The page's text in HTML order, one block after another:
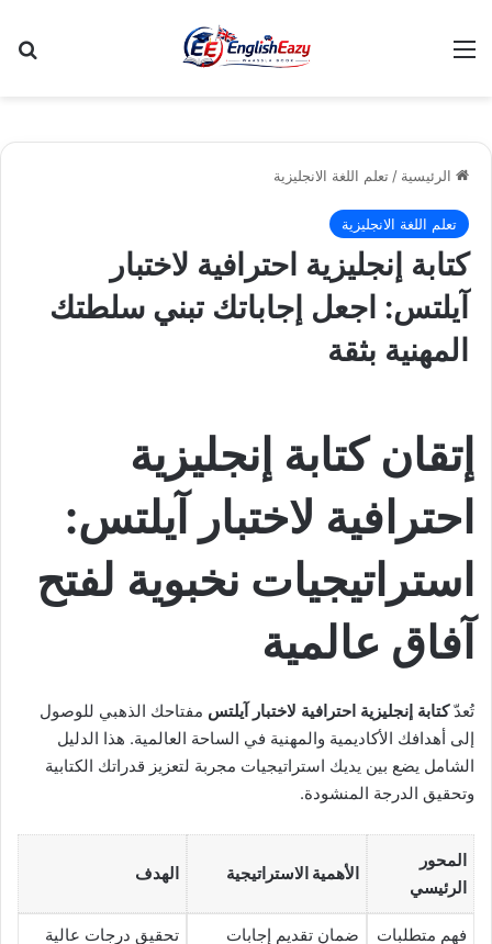
القائمة
الرئيسية / تعلم اللغة الانجليزية
تعلم اللغة الانجليزية
كتابة إنجليزية احترافية لاختبار
آيلتس: اجعل إجاباتك تبني سلطتك
المهنية بثقة
إتقان كتابة إنجليزية
احترافية لاختبار آيلتس:
استراتيجيات نخبوية لفتح
آفاق عالمية
تُعدّكتابة إنجليزية احترافية لاختبار آيلتس مفتاحك الذهبي للوصول
إلى أهدافك الأكاديمية والمهنية في الساحة العالمية. هذا الدليل
الشامل يضع بين يديك استراتيجيات مجربة لتعزيز قدراتك الكتابية
وتحقيق الدرجة المنشودة.
المحور
الرئيسي
الأهمية الاستراتيجية الهدف
فهم متطلبات
ضمان تقديم إجابات
تحقيق درجات عالية